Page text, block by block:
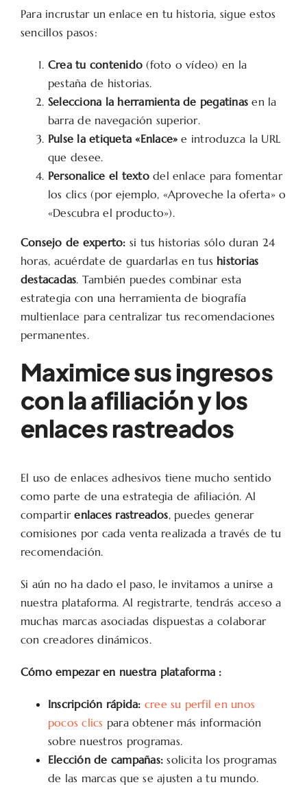
Para incrustar un enlace en tu historia, sigue estos
sencillos pasos:
Crea tu contenido (foto o vídeo) en la
pestaña de historias.
Selecciona la herramienta de pegatinas en la
barra de navegación superior.
Pulse la etiqueta «Enlace» e introduzca la URL
que desee.
Personalice el textodel enlace para fomentar
los clics (por ejemplo, «Aproveche la oferta» o
«Descubra el producto»).
Consejo de experto: si tus historias sólo duran 24
horas, acuérdate de guardarlas en tus historias
destacadas. También puedes combinar esta
estrategia con una herramienta de biografía
multienlace para centralizar tus recomendaciones
permanentes.
Maximice sus ingresos
con la afiliación y los
enlaces rastreados
El uso de enlaces adhesivos tiene mucho sentido
como parte de una estrategia de afiliación. Al
compartirenlaces rastreados, puedes generar
comisiones por cada venta realizada a través de tu
recomendación.
Si aún no ha dado el paso, le invitamos a unirse a
nuestra plataforma. Al registrarte, tendrás acceso a
muchas marcas asociadas dispuestas a colaborar
con creadores dinámicos.
Cómo empezar en nuestra plataforma :
Inscripción rápida: cree su perfil en unos
pocos clics para obtener más información
sobre nuestros programas.
Elección de campañas: solicita los programas
de las marcas que se ajusten a tu mundo.